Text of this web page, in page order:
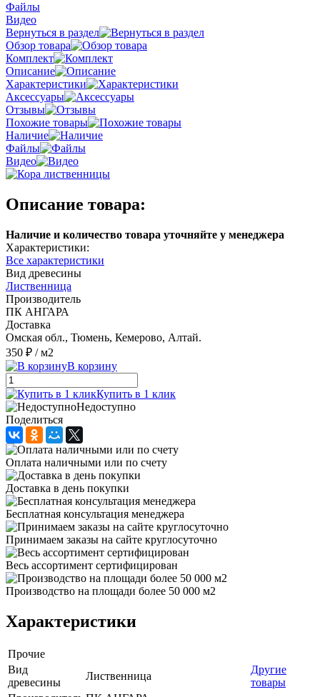
Файлы
Видео
Вернуться в раздел
Обзор товара
Комплект
Описание
Характеристики
Аксессуары
Отзывы
Похожие товары
Наличие
Файлы
Видео
Описание товара:
Наличие и количество товара уточняйте у менеджера
Характеристики:
Все характеристики
Вид древесины
Лиственница
Производитель
ПК АНГАРА
Доставка
Омская обл., Тюмень, Кемерово, Алтай.
350 ₽ / м2
В корзину
Купить в 1 клик
Недоступно
Поделиться
Оплата наличными или по счету
Доставка в день покупки
Бесплатная консультация менеджера
Принимаем заказы на сайте круглосуточно
Весь ассортимент сертифицирован
Производство на площади более 50 000 м2
Характеристики
Прочие
Вид
древесины
Лиственница
Другие
товары